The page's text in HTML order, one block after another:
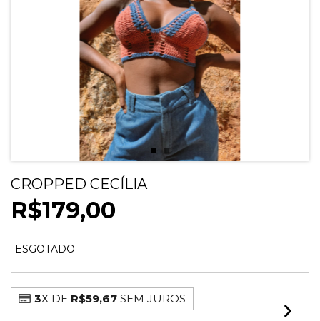
CROPPED CECÍLIA
R$179,00
ESGOTADO
3X DE R$59,67SEM JUROS